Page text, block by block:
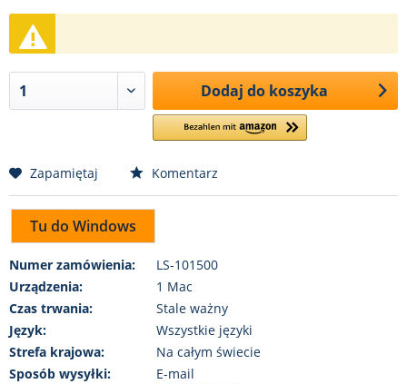
Dodaj do koszyka
Zapamiętaj Komentarz
Tu do Windows
Numer zamówienia:
LS-101500
Urządzenia:
1 Mac
Czas trwania:
Stale ważny
Język:
Wszystkie języki
Strefa krajowa:
Na całym świecie
Sposób wysyłki:
E-mail